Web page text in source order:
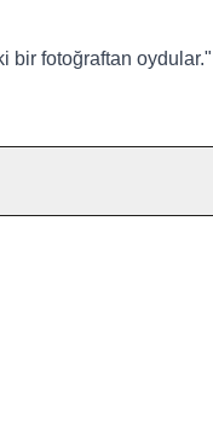
bir fotoğraftan oydular."